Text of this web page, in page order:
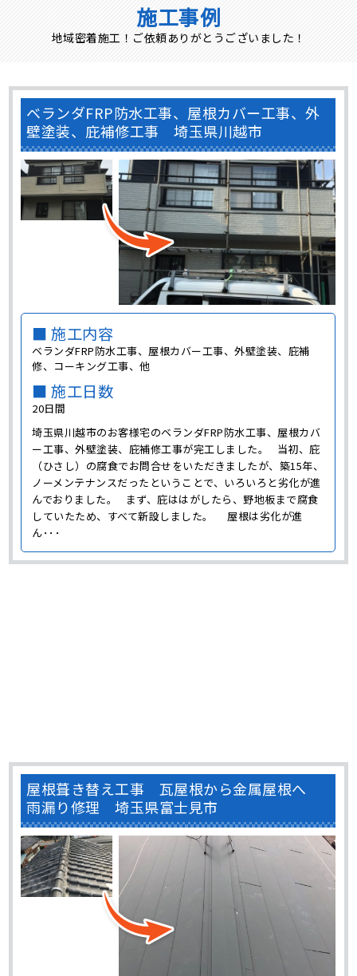
施工事例
地域密着施工！ご依頼ありがとうございました！
ベランダFRP防水工事、屋根カバー工事、外
壁塗装、庇補修工事 埼玉県川越市
■ 施工内容
ベランダFRP防水工事、屋根カバー工事、外壁塗装、庇補
修、コーキング工事、他
■ 施工日数
20日間
埼玉県川越市のお客様宅のベランダFRP防水工事、屋根カバ
ー工事、外壁塗装、庇補修工事が完工しました。 当初、庇
（ひさし）の腐食でお問合せをいただきましたが、築15年、
ノーメンテナンスだったということで、いろいろと劣化が進
んでおりました。 まず、庇ははがしたら、野地板まで腐食
していたため、すべて新設しました。 屋根は劣化が進
ん･･･
屋根葺き替え工事 瓦屋根から金属屋根へ
雨漏り修理 埼玉県富士見市